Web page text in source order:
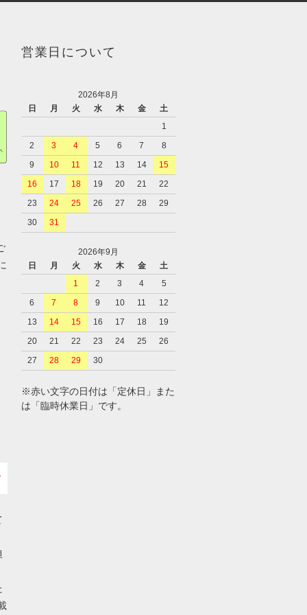
営業日について
2026年8月
日
月 火 水 木 金
土
1
2
3 4 5 6 7
8
9
10 11 12 13 14
15
16
17 18 19 20 21
22
23
24 25 26 27 28
29
30
31
2026年9月
日
月 火 水 木 金
土
1
2 3 4
5
6
7 8 9 10 11
12
13
14 15 16 17 18
19
20
21 22 23 24 25
26
27
28 29 30
※赤い文字の日付は「定休日」また
は「臨時休業日」です。